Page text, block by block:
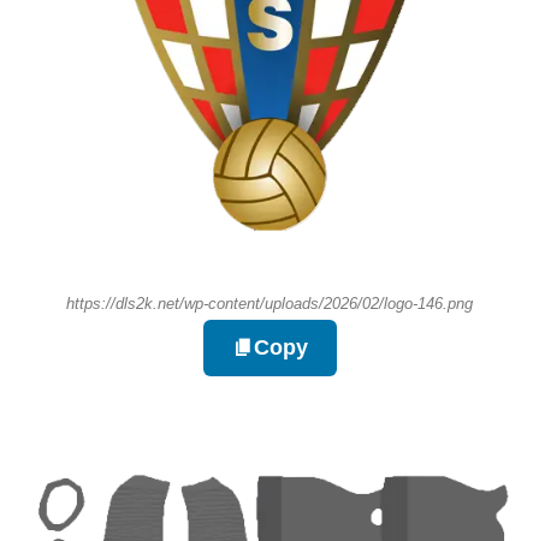
https://dls2k.net/wp-content/uploads/2026/02/logo-146.png
Copy